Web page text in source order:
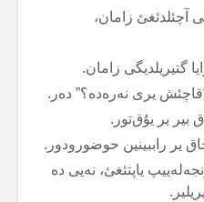
آچئلدئغئ زامان،
گتیریلدیگی زامان.
یری نەرەدە؟” دەر.
بیر یر یۇق‌تور.
یر راببینین حوضورودور.
یاپتئغئ، نەیی دە